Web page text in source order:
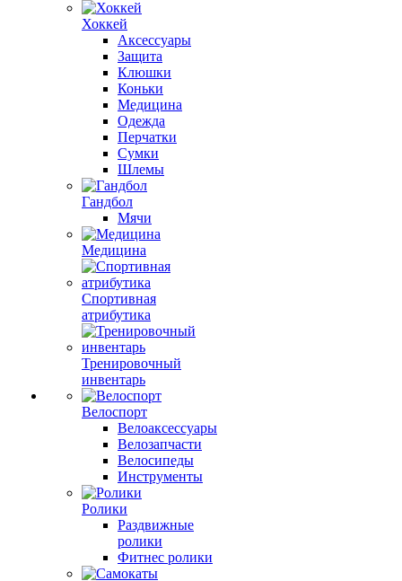
Хоккей
Аксессуары
Защита
Клюшки
Коньки
Медицина
Одежда
Перчатки
Сумки
Шлемы
Гандбол
Мячи
Медицина
Спортивная
атрибутика
Тренировочный
инвентарь
Велоспорт
Велоаксессуары
Велозапчасти
Велосипеды
Инструменты
Ролики
Раздвижные
ролики
Фитнес ролики